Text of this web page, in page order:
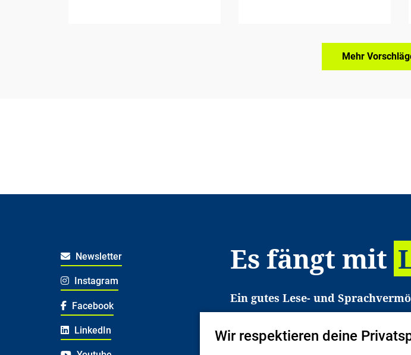
Mehr
Newsletter
Instagram
Facebook
LinkedIn
Es fängt mit
Ein gutes Lese- und
Es erleichtert den Zugang zu
Jugendliche in Deutschland
Wir respektieren deine